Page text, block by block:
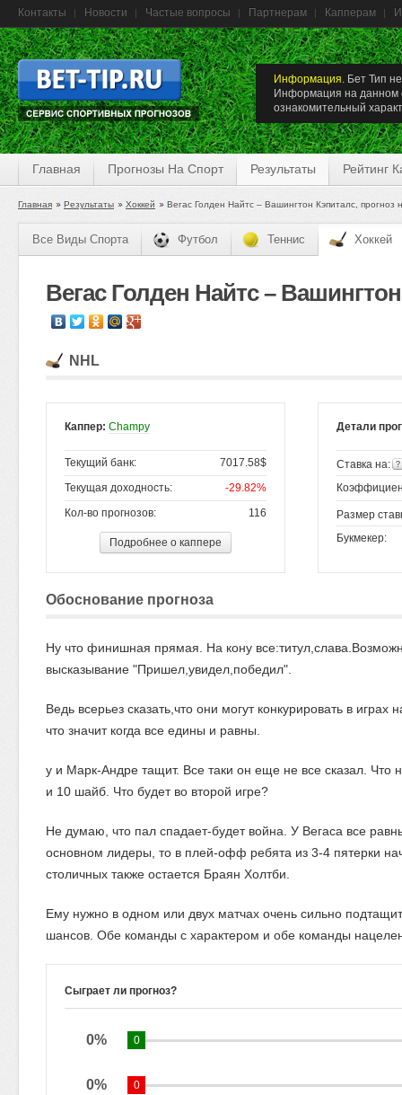
Контакты Новости Частые вопросы Партнерам Капперам
Информация. Бет Тип
Информация на данном
ознакомительный
Главная Прогнозы На Спорт Результаты Рейтинг
Главная Результаты Хоккей Вегас Голден Найтс – Вашингтон Кэпиталс, прогноз
Все Виды Спорта Футбол Теннис Хоккей
Вегас Голден Найтс –
NHL
Каппер: Champy
Текущий банк:
7017.58$
Текущая доходность:
-29.82%
Кол-во прогнозов:
116
Подробнее о каппере
Детали
Ставка на:
Размер
Букмекер:
Обоснование прогноза
Ну что финишная прямая. На кону
высказывание "Пришел,увидел,победил".
Ведь всерьез сказать,что они могут конкурировать в
что значит когда все едины и равны.
у и Марк-Андре тащит. Все таки он еще не все сказал.
и 10 шайб. Что будет во второй игре?
Не думаю, что пал спадает-будет война. У Вегаса все
основном лидеры, то в плей-офф ребята из 3-4 пятерки
столичных также остается Браян Холтби.
Ему нужно в одном или двух матчах очень сильно
шансов. Обе команды с характером и обе команды
Сыграет ли прогноз?
0% 0
0% 0